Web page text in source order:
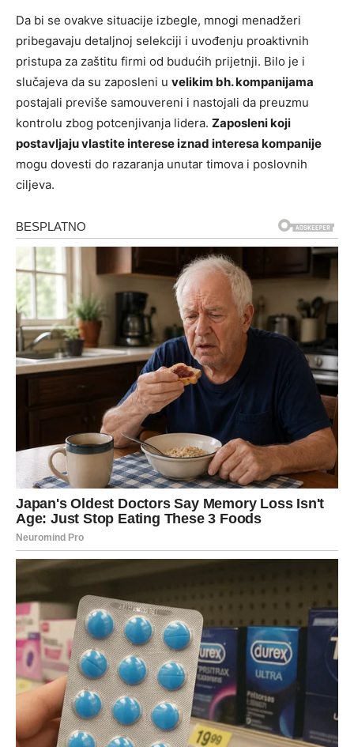
Da bi se ovakve situacije izbegle, mnogi menadžeri
pribegavaju detaljnoj selekciji i uvođenju proaktivnih
pristupa za zaštitu firmi od budućih prijetnji. Bilo je i
slučajeva da su zaposleni u velikim bh. kompanijama
postajali previše samouvereni i nastojali da preuzmu
kontrolu zbog potcenjivanja lidera. Zaposleni koji
postavljaju vlastite interese iznad interesa kompanije
mogu dovesti do razaranja unutar timova i poslovnih
ciljeva.